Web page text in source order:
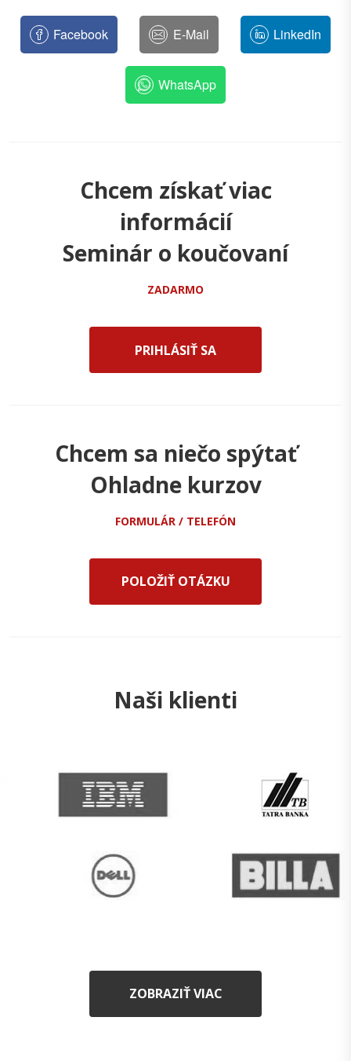
Facebook E-Mail LinkedIn
WhatsApp
Chcem získať viac
informácií
Seminár o koučovaní
ZADARMO
PRIHLÁSIŤ SA
Chcem sa niečo spýtať
Ohladne kurzov
FORMULÁR / TELEFÓN
POLOŽIŤ OTÁZKU
Naši klienti
ZOBRAZIŤ VIAC